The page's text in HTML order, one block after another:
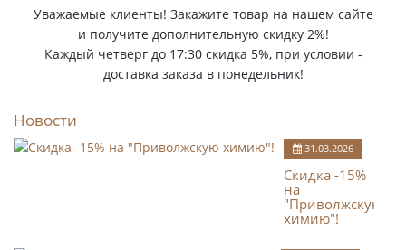
Уважаемые клиенты! Закажите товар на нашем сайте
и получите дополнительную скидку 2%!
Каждый четверг до 17:30 скидка 5%, при условии -
доставка заказа в понедельник!
Новости
31.03.2026
Скидка -15%
на
"Приволжскую
химию"!